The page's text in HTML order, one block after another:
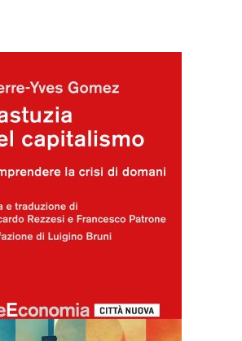
AGGIUNGI AL CARRELLO